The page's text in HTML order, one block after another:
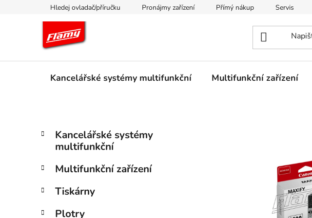
Hledej ovladač/příručku Pronájmy zařízení Přímý nákup Servis
Kancelářské systémy multifunkční Multifunkční zařízení
P
t
a
Přeskočit
kategorie
K
a
g
r
e
Kancelářské systémy
multifunkční
Multifunkční zařízení
Tiskárny
Plotry